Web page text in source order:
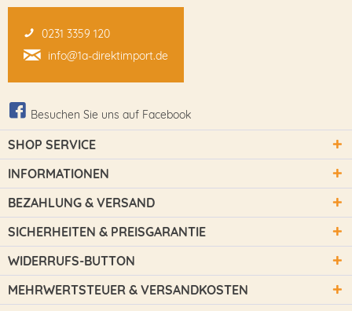
0231 3359 120
info@1a-direktimport.de
Besuchen Sie uns auf Facebook
SHOP SERVICE
INFORMATIONEN
BEZAHLUNG & VERSAND
SICHERHEITEN & PREISGARANTIE
WIDERRUFS-BUTTON
MEHRWERTSTEUER & VERSANDKOSTEN